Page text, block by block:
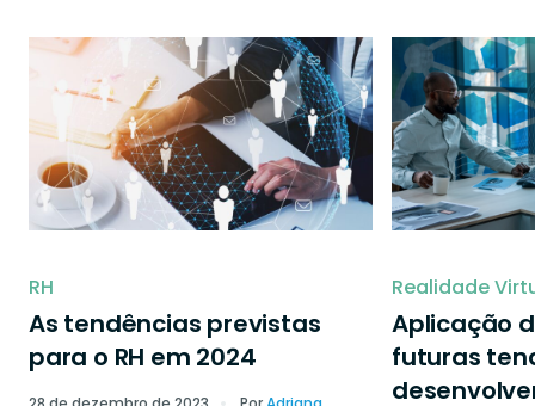
RH
As tendências previstas
para o RH em 2024
Realidade
Aplicação
futuras